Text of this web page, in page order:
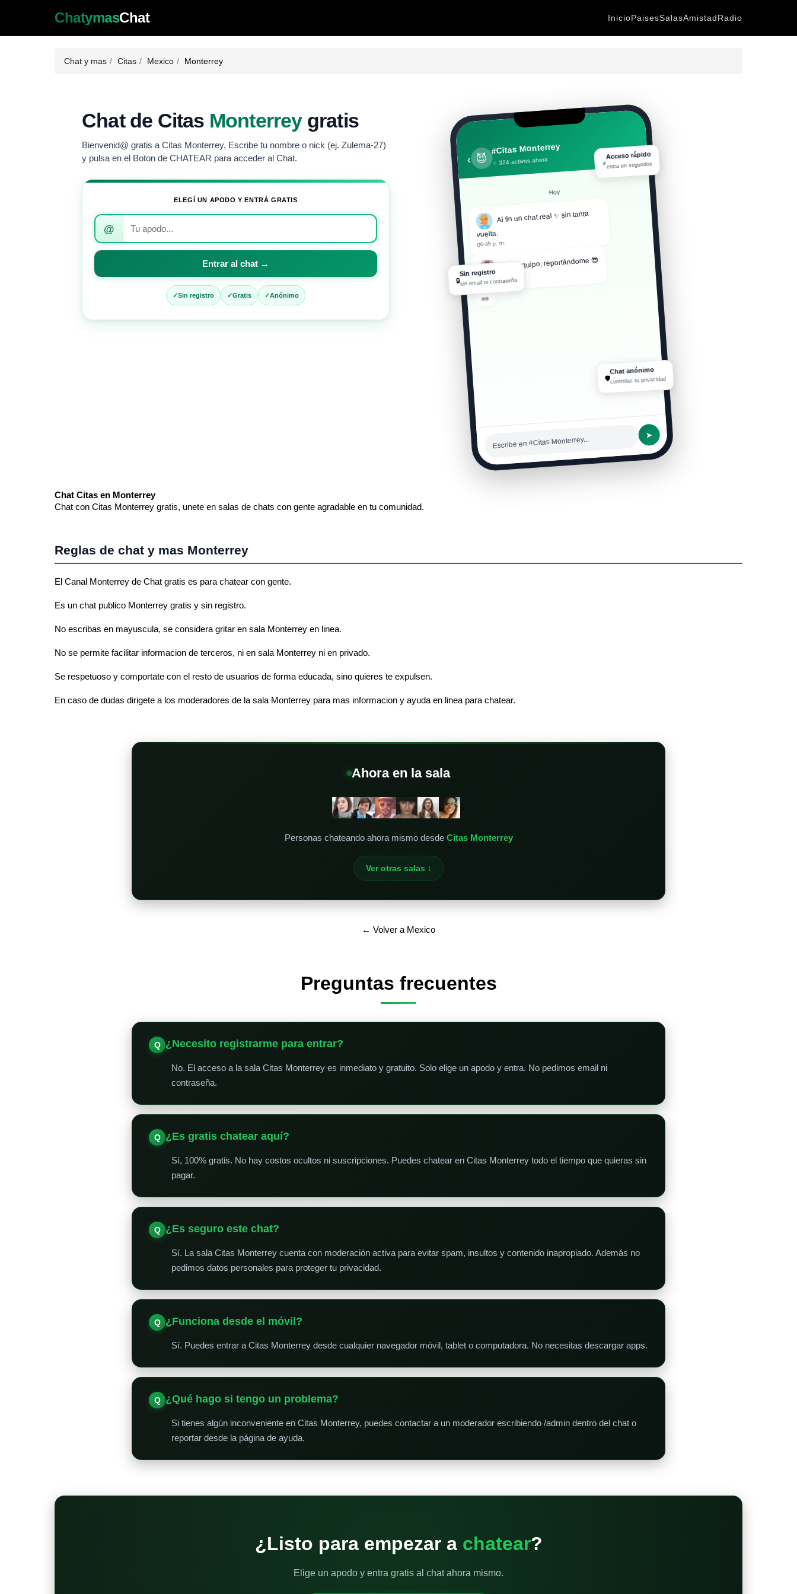
ChatymasChat InicioPaisesSalasAmistadRadio
Chat y mas Citas Mexico Monterrey
Chat de Citas Monterreygratis
Bienvenid@ gratis a Citas Monterrey, Escribe tu nombre o nick (ej. Zulema-27)
y pulsa en el Boton de CHATEAR para acceder al Chat.
ELEGÍ UN APODO Y ENTRÁ GRATIS
Introduce
apodo
para
al
@
Entrar al chat →
Sin registro Gratis Anónimo
‹ 😈
#Citas Monterrey
324 activos ahora
Hoy
Al fin un chat real ✨ sin tanta
vuelta.
06:45 p. m.
Hola equipo, reportándome 😎
06:45 p. m.
Escribe en #Citas Monterrey...
➤
⚡
Acceso rápido
entra en segundos
🔒
Sin registro
sin email ni contraseña
🛡
Chat anónimo
controlas tu privacidad
Chat Citas en Monterrey
Chat con Citas Monterrey gratis, unete en salas de chats con gente agradable en tu comunidad.
Reglas de chat y mas Monterrey
El Canal Monterrey de Chat gratis es para chatear con gente.
Es un chat publico Monterrey gratis y sin registro.
No escribas en mayuscula, se considera gritar en sala Monterrey en linea.
No se permite facilitar informacion de terceros, ni en sala Monterrey ni en privado.
Se respetuoso y comportate con el resto de usuarios de forma educada, sino quieres te expulsen.
En caso de dudas dirigete a los moderadores de la sala Monterrey para mas informacion y ayuda en linea para chatear.
Ahora en la sala
+
Personas chateando ahora mismo desde Citas Monterrey
Ver otras salas ↓
← Volver a Mexico
Preguntas frecuentes
¿Necesito registrarme para entrar?
No. El acceso a la sala Citas Monterrey es inmediato y gratuito. Solo elige un apodo y entra. No pedimos email ni
contraseña.
¿Es gratis chatear aquí?
Sí, 100% gratis. No hay costos ocultos ni suscripciones. Puedes chatear en Citas Monterrey todo el tiempo que quieras sin
pagar.
¿Es seguro este chat?
Sí. La sala Citas Monterrey cuenta con moderación activa para evitar spam, insultos y contenido inapropiado. Además no
pedimos datos personales para proteger tu privacidad.
¿Funciona desde el móvil?
Sí. Puedes entrar a Citas Monterrey desde cualquier navegador móvil, tablet o computadora. No necesitas descargar apps.
¿Qué hago si tengo un problema?
Si tienes algún inconveniente en Citas Monterrey, puedes contactar a un moderador escribiendo /admin dentro del chat o
reportar desde la página de ayuda.
¿Listo para empezar a chatear?
Elige un apodo y entra gratis al chat ahora mismo.